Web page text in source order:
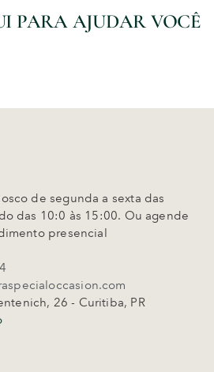
PARA AJUDAR VOCÊ
de segunda a sexta das
das 10:0 às 15:00. Ou agende
presencial
26 - Curitiba, PR